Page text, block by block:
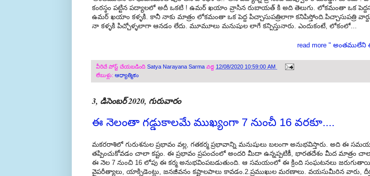
కంఠస్ఠం పట్టిన పద్యాలలో అదీ ఒకటి ! ఉమర్ ఖయాం వ్రాసిన రుబాయత్ కి అది తెలుగు. లోకమంతా ఒక
ఉమర్ ఖయాం కళ్ళకి. కానీ నాకు మాత్రం లోకమంతా ఒక పెద్ద పిచ్చాసుపత్రిలాగా కనిపిస్తోంది.పిచ్చాసుపత్రి
నా కళ్ళకి పిచ్చోళ్ళలాగా ఆనడం లేదు. మూమూలు మనుషుల లాగే కన్పిస్తునారు. ఎందుకంటే, లోకంలో...
read more "
వీరిచే పోస్ట్ చేయబడింది Satya Narayana Sarma వద్ద 12/08/2020 10:59:00 AM
లేబుళ్లు: ఆధ్యాత్మికం
3, డిసెంబర్ 2020, గురువారం
ఈ నెలంతా గడ్డుకాలమే ముఖ్యంగా 7 నుంచీ 16 వరకూ....
మకరరాశిలో గురుశనుల ప్రభావం వల్ల, గతకర్మ ప్రభావాన్ని మనుషులు బలంగా అనుభవిస్తారు. అది ఈ
తప్పించుకోవడం చాలా కష్టం. ఈ ప్రభావం ప్రపంచంలో అందరి మీదా ఉన్నప్పటికీ, భారతదేశం మీద మాత్రం
ఈ నెల 7 నుంచి 16 లోపు ఈ కర్మ అనుభవింపబడుతుంది. ఆ సమయంలో ఈ క్రింది సంఘటనలు జరుగుతాయి.
వైపరీత్యాలు, యాక్సిడెంట్లు, జనజీవనం కష్టాలపాలు కావడం.2.ప్రముఖుల మరణాలు. వయసుమీరిన వారు,